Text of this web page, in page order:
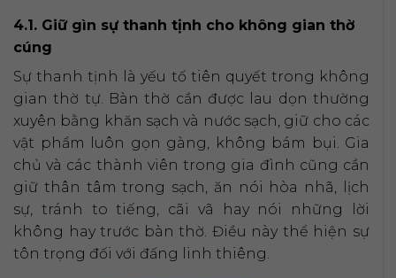
4.1. Giữ gìn sự thanh tịnh cho không gian thờ
cúng
Sự thanh tịnh là yếu tố tiên quyết trong không
gian thờ tự. Bàn thờ cần được lau dọn thường
xuyên bằng khăn sạch và nước sạch, giữ cho các
vật phẩm luôn gọn gàng, không bám bụi. Gia
chủ và các thành viên trong gia đình cũng cần
giữ thân tâm trong sạch, ăn nói hòa nhã, lịch
sự, tránh to tiếng, cãi vã hay nói những lời
không hay trước bàn thờ. Điều này thể hiện sự
tôn trọng đối với đấng linh thiêng.